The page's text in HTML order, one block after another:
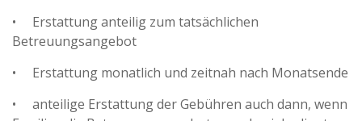
• Erstattung anteilig zum tatsächlichen
Betreuungsangebot
• Erstattung monatlich und zeitnah nach Monatsende
• anteilige Erstattung der Gebühren auch dann, wenn